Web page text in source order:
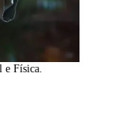
e Física.